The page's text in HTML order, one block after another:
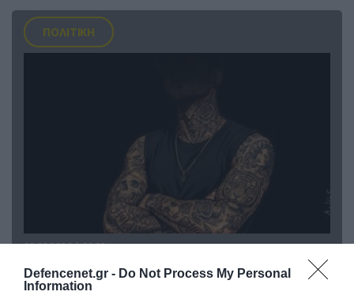
Defencenet.gr - Do Not Process My Personal
Information
ΠΟΛΙΤΙΚΗ
08.08.2026 | 09:02
«Η απόλυτη τραγωδία»: Η «αιχμηρή» ανάρτηση
του Αρκά για τα τατουάζ (φωτο)